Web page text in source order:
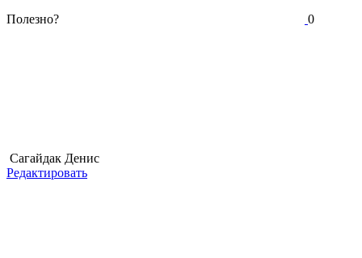
Полезно? 0
Сагайдак Денис
Редактировать